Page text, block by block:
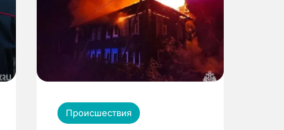
Происшествия